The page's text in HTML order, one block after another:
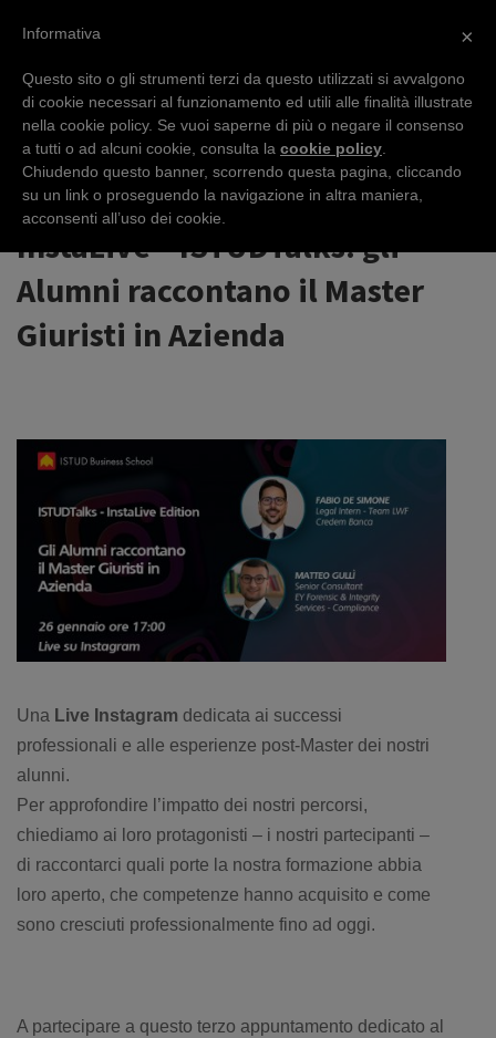
EVENTS
InstaLive – ISTUDTalks: gli
Alumni raccontano il Master
Giuristi in Azienda
Una Live Instagram dedicata ai successi
professionali e alle esperienze post-Master dei nostri
alunni.
Per approfondire l’impatto dei nostri percorsi,
chiediamo ai loro protagonisti – i nostri partecipanti –
di raccontarci quali porte la nostra formazione abbia
loro aperto, che competenze hanno acquisito e come
sono cresciuti professionalmente fino ad oggi.
A partecipare a questo terzo appuntamento dedicato al
×
Informativa
Questo sito o gli strumenti terzi da questo utilizzati si avvalgono
di cookie necessari al funzionamento ed utili alle finalità illustrate
nella cookie policy. Se vuoi saperne di più o negare il consenso
a tutti o ad alcuni cookie, consulta la cookie policy
Chiudendo questo banner, scorrendo questa pagina, cliccando
su un link o proseguendo la navigazione in altra maniera,
acconsenti all’uso dei cookie.